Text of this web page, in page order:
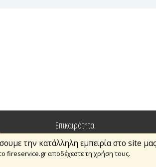
την κατάλληλη εμπειρία στο site
fireservice.gr αποδέχεστε τη χρήση τους.
Επικαιρότητα
Πυρασφάλεια